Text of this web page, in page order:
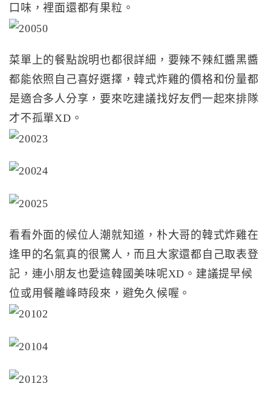
口味，裡面還都有果粒。
菜單上的餐點說明也都很詳細，要辣不辣紅醬黑醬
都能依照自己喜好選擇，韓式炸雞的價格和份量都
是適合多人分享，要來吃建議找好友們一起來排隊
才不孤單XD。
看看外面的候位人潮就知道，朴大哥的韓式炸雞在
逢甲的名氣真的很驚人，而且大家還都自己取表登
記，連小朋友也愛這韓國美味呢XD。建議提早候
位或用餐離峰時段來，避免久候喔。